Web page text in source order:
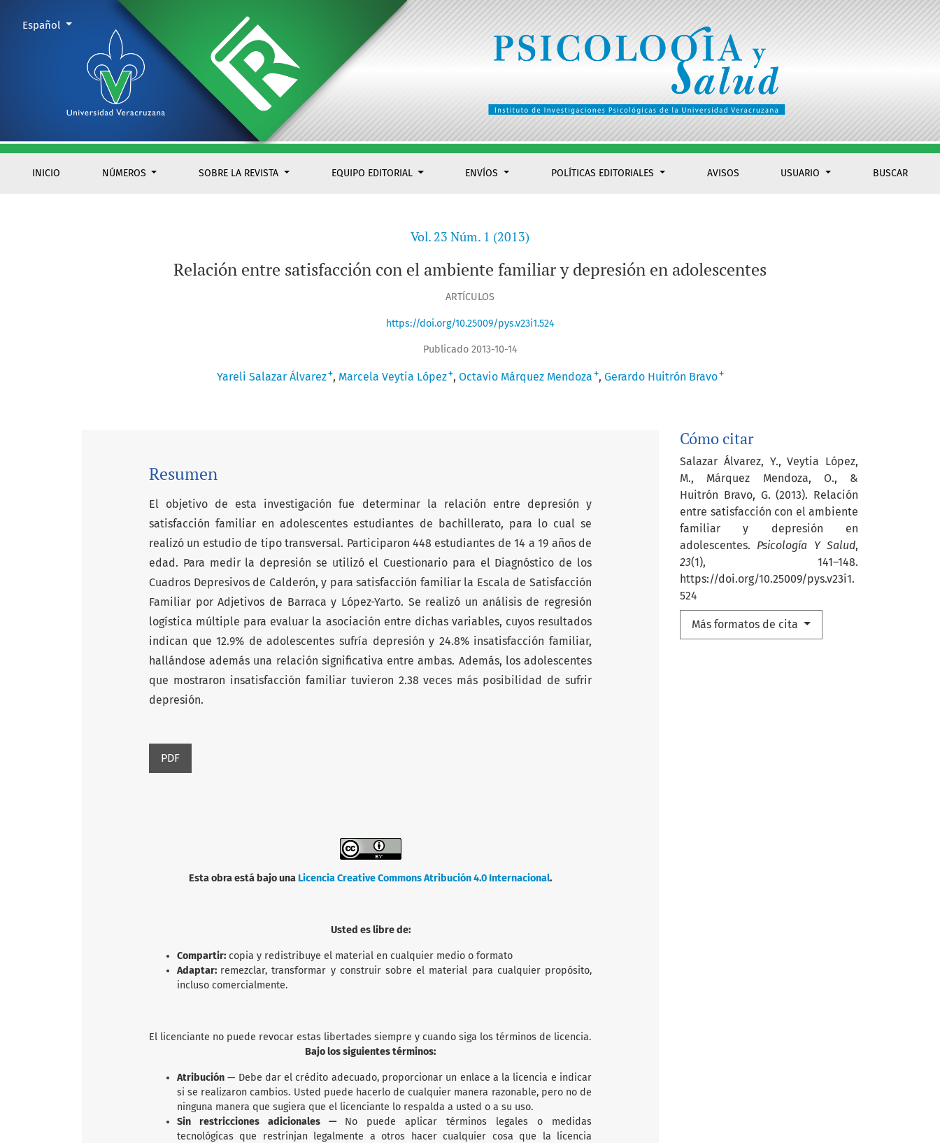
Relación entre satisfacción con el ambiente familiar y depresión en adolescentes
INICIO NÚMEROS SOBRE LA REVISTA EQUIPO EDITORIAL ENVÍOS POLÍTICAS EDITORIALES AVISOS USUARIO BUSCAR
Cambiar el idioma. El actual es:
Español
Vol. 23 Núm. 1 (2013)
Relación entre satisfacción con el ambiente familiar y depresión en adolescentes
ARTÍCULOS
https://doi.org/10.25009/pys.v23i1.524
Publicado 2013-10-14
Yareli Salazar Álvarez+ Marcela Veytia López+ Octavio Márquez Mendoza + Gerardo Huitrón Bravo+
Cómo citar
Salazar Álvarez, Y., Veytia López,
M., Márquez Mendoza, O., &
Huitrón Bravo, G. (2013). Relación
entre satisfacción con el ambiente
familiar y depresión en
adolescentes. Psicología Y Salud,
23(1), 141–148.
https://doi.org/10.25009/pys.v23i1.
524
Más formatos de cita
Resumen
El objetivo de esta investigación fue determinar la relación entre depresión y
satisfacción familiar en adolescentes estudiantes de bachillerato, para lo cual se
realizó un estudio de tipo transversal. Participaron 448 estudiantes de 14 a 19 años de
edad. Para medir la depresión se utilizó el Cuestionario para el Diagnóstico de los
Cuadros Depresivos de Calderón, y para satisfacción familiar la Escala de Satisfacción
Familiar por Adjetivos de Barraca y López-Yarto. Se realizó un análisis de regresión
logística múltiple para evaluar la asociación entre dichas variables, cuyos resultados
indican que 12.9% de adolescentes sufría depresión y 24.8% insatisfacción familiar,
hallándose además una relación significativa entre ambas. Además, los adolescentes
que mostraron insatisfacción familiar tuvieron 2.38 veces más posibilidad de sufrir
depresión.
PDF
Esta obra está bajo una Licencia Creative Commons Atribución 4.0 Internacional.
Usted es libre de:
Compartir: copia y redistribuye el material en cualquier medio o formato
Adaptar: remezclar, transformar y construir sobre el material para cualquier propósito,
incluso comercialmente.
El licenciante no puede revocar estas libertades siempre y cuando siga los términos de licencia.
Bajo los siguientes términos:
Atribución — Debe dar el crédito adecuado, proporcionar un enlace a la licencia e indicar
si se realizaron cambios. Usted puede hacerlo de cualquier manera razonable, pero no de
ninguna manera que sugiera que el licenciante lo respalda a usted o a su uso.
Sin restricciones adicionales — No puede aplicar términos legales o medidas
tecnológicas que restrinjan legalmente a otros hacer cualquier cosa que la licencia